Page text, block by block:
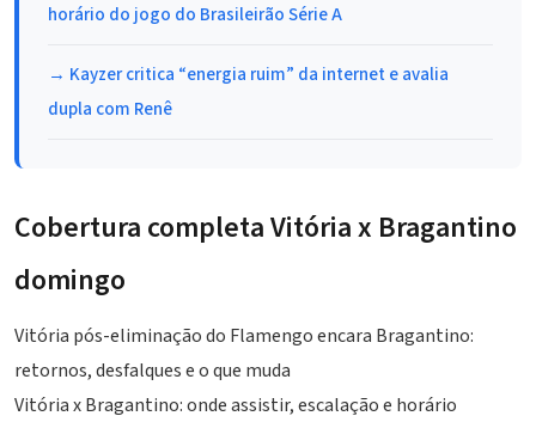
horário do jogo do Brasileirão Série A
→ Kayzer critica “energia ruim” da internet e avalia
dupla com Renê
Cobertura completa Vitória x Bragantino
domingo
Vitória pós-eliminação do Flamengo encara Bragantino:
retornos, desfalques e o que muda
Vitória x Bragantino: onde assistir, escalação e horário